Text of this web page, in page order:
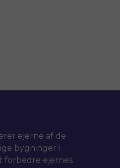
ejerne af de
bygninger i
forbedre ejernes